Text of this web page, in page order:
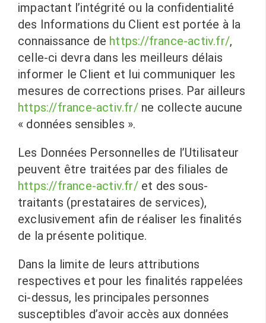
impactant l’intégrité ou la confidentialité
des Informations du Client est portée à la
connaissance de https://france-activ.fr/,
celle-ci devra dans les meilleurs délais
informer le Client et lui communiquer les
mesures de corrections prises. Par ailleurs
https://france-activ.fr/ne collecte aucune
« données sensibles ».
Les Données Personnelles de l’Utilisateur
peuvent être traitées par des filiales de
https://france-activ.fr/et des sous-
traitants (prestataires de services),
exclusivement afin de réaliser les finalités
de la présente politique.
Dans la limite de leurs attributions
respectives et pour les finalités rappelées
ci-dessus, les principales personnes
susceptibles d’avoir accès aux données